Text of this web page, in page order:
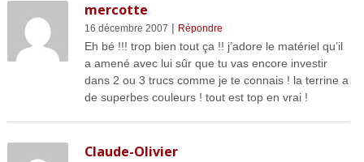
mercotte
16 décembre 2007 | Répondre
Eh bé !!! trop bien tout ça !! j’adore le matériel qu’il
a amené avec lui sûr que tu vas encore investir
dans 2 ou 3 trucs comme je te connais ! la terrine a
de superbes couleurs ! tout est top en vrai !
Claude-Olivier